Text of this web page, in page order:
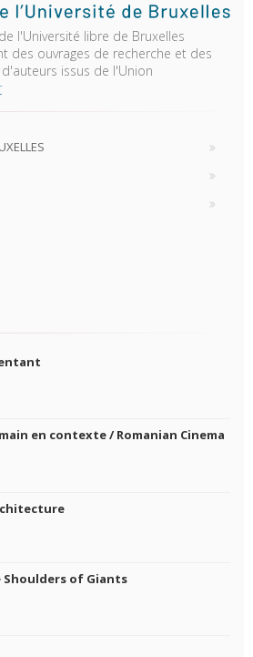
l'Université libre de Bruxelles
des ouvrages de recherche et des
issus de l'Union
en contexte / Romanian Cinema
of Giants